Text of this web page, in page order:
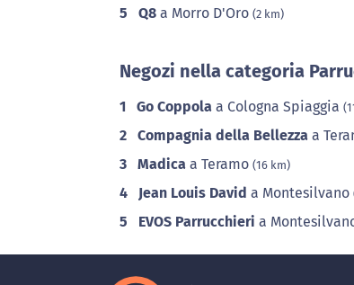
5 Q8 a Morro D'Oro (2 km)
Negozi nella categoria
1 Go Coppola a Cologna Spiaggia
2 Compagnia della Bellezza a
3 Madica a Teramo (16 km)
4 Jean Louis David a Montesilvano
5 EVOS Parrucchieri a